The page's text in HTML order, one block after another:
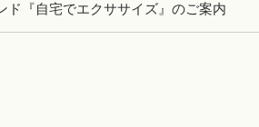
ド『自宅でエクササイズ』のご案内